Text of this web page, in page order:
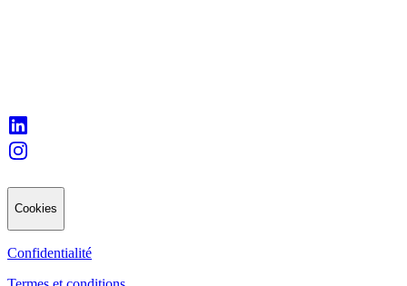
Cookies
Confidentialité